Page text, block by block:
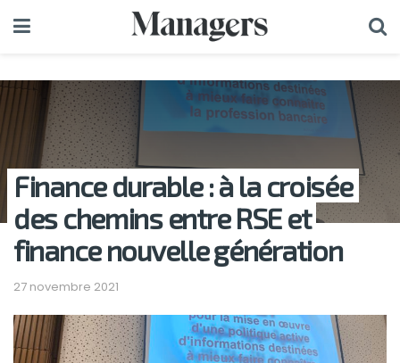
Finance durable : à la croisée
des chemins entre RSE et
finance nouvelle génération
27 novembre 2021